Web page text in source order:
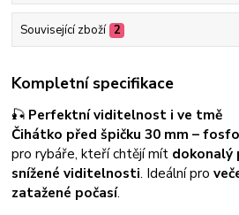
Související zboží 2
Kompletní specifikace
🎣 Perfektní viditelnost i ve tmě
Čihátko před špičku 30 mm –
pro rybáře, kteří chtějí mít dokonalý
snížené viditelnosti. Ideální pro
zatažené počasí.